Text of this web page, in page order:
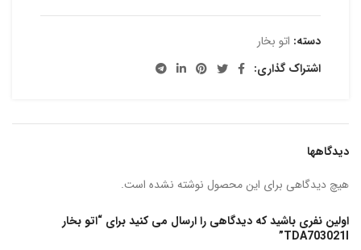
دسته: اتو بخار
اشتراک گذاری:
دیدگاهها
هیچ دیدگاهی برای این محصول نوشته نشده است.
اولین نفری باشید که دیدگاهی را ارسال می کنید برای “اتو بخار
TDA703021I”